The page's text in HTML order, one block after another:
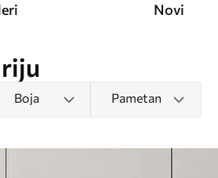
Novi
Boja Pametan